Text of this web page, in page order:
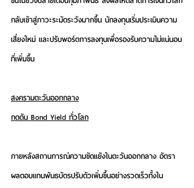
กลับเข้าสู่ภาวะระมัดระวังมากขึ้น นักลงทุนเริ่มประเมินความ
เสี่ยงใหม่ และปรับพอร์ตการลงทุนเพื่อรองรับความไม่แน่นอน
ที่เพิ่มขึ้น
สงครามตะวันออกกลาง
กดดัน Bond Yield ทั่วโลก
ภายหลังสถานการณ์ความขัดแย้งในตะวันออกกลาง อัตรา
ผลตอบแทนพันธบัตรปรับตัวเพิ่มขึ้นอย่างรวดเร็วทั้งใน